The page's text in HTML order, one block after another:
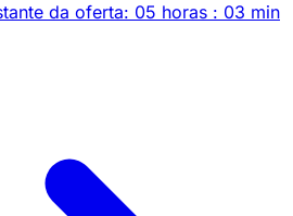
da oferta: 05 horas : 03 min